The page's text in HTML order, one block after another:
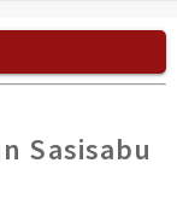
Sasisabu